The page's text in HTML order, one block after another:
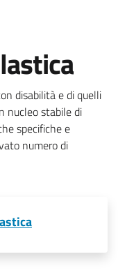
disabilità e di quelli
nucleo stabile di
specifiche e
numero di